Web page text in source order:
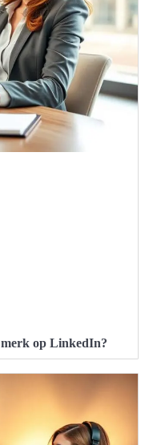
op LinkedIn?